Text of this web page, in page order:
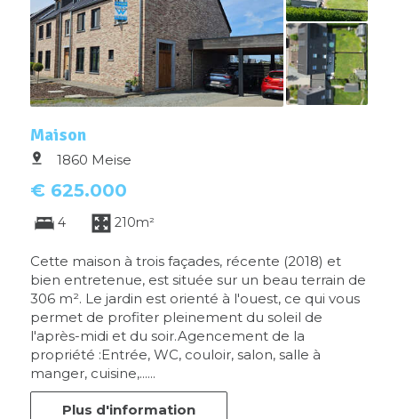
Maison
1860 Meise
€ 625.000
4 210m²
Cette maison à trois façades, récente (2018) et
bien entretenue, est située sur un beau terrain de
306 m². Le jardin est orienté à l'ouest, ce qui vous
permet de profiter pleinement du soleil de
l'après-midi et du soir.Agencement de la
propriété :Entrée, WC, couloir, salon, salle à
manger, cuisine,......
Plus d'information